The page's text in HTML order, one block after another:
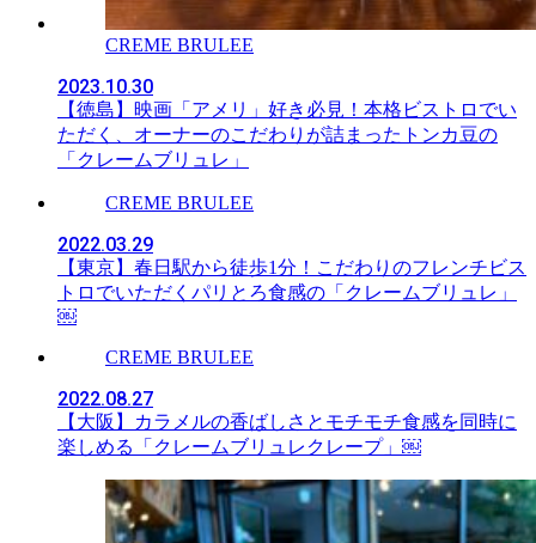
CREME BRULEE
2023.10.30
【徳島】映画「アメリ」好き必見！本格ビストロでい
ただく、オーナーのこだわりが詰まったトンカ豆の
「クレームブリュレ」
CREME BRULEE
2022.03.29
【東京】春日駅から徒歩1分！こだわりのフレンチビス
トロでいただくパリとろ食感の「クレームブリュレ」
￼
CREME BRULEE
2022.08.27
【大阪】カラメルの香ばしさとモチモチ食感を同時に
楽しめる「クレームブリュレクレープ」￼